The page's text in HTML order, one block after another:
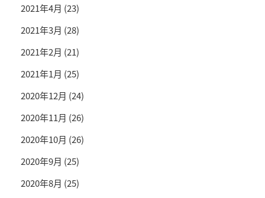
2021年4月 (23)
2021年3月 (28)
2021年2月 (21)
2021年1月 (25)
2020年12月 (24)
2020年11月 (26)
2020年10月 (26)
2020年9月 (25)
2020年8月 (25)